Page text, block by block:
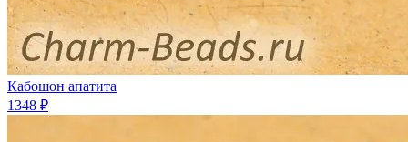
Кабошон апатита
1348 ₽